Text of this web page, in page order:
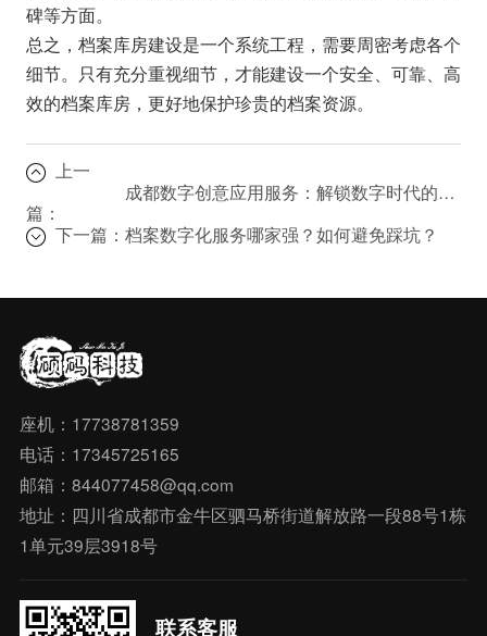
碑等方面。
总之，档案库房建设是一个系统工程，需要周密考虑各个
细节。只有充分重视细节，才能建设一个安全、可靠、高
效的档案库房，更好地保护珍贵的档案资源。
上一
篇：
成都数字创意应用服务：解锁数字时代的企业新机遇
下一篇：档案数字化服务哪家强？如何避免踩坑？
座机：17738781359
电话：17345725165
邮箱：844077458@qq.com
地址：四川省成都市金牛区驷马桥街道解放路一段88号1栋
1单元39层3918号
联系客服